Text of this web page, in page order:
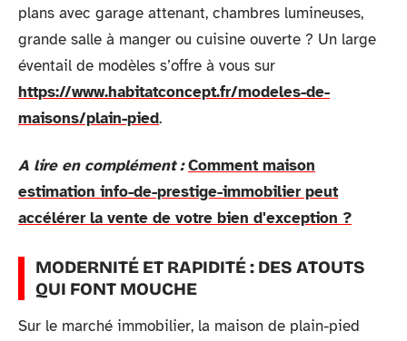
plans avec garage attenant, chambres lumineuses,
grande salle à manger ou cuisine ouverte ? Un large
éventail de modèles s’offre à vous sur
https://www.habitatconcept.fr/modeles-de-
maisons/plain-pied.
A lire en complément : Comment maison
estimation info-de-prestige-immobilier peut
accélérer la vente de votre bien d'exception ?
MODERNITÉ ET RAPIDITÉ : DES ATOUTS
QUI FONT MOUCHE
Sur le marché immobilier, la maison de plain-pied